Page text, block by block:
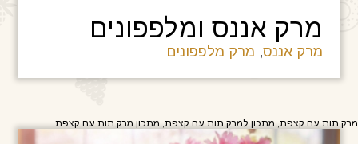
מרק אננס ומלפפונים
מרק אננס, מרק מלפפונים
מרק תות עם קצפת, מתכון למרק תות עם קצפת, מתכון מרק תות עם קצפת